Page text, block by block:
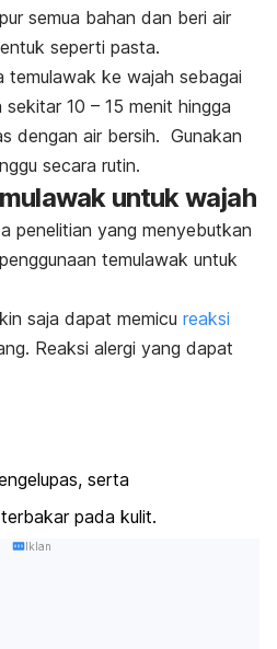
semua bahan dan beri air
seperti pasta.
temulawak ke wajah sebagai
10 – 15 menit hingga
dengan air bersih. Gunakan
secara rutin.
untuk wajah
penelitian yang menyebutkan
temulawak untuk
saja dapat memicu reaksi
Reaksi alergi yang dapat
serta
pada kulit.
Iklan